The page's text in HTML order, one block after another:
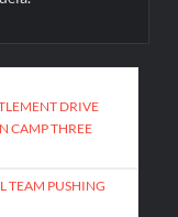
DRIVE
CAMP THREE
TEAM PUSHING